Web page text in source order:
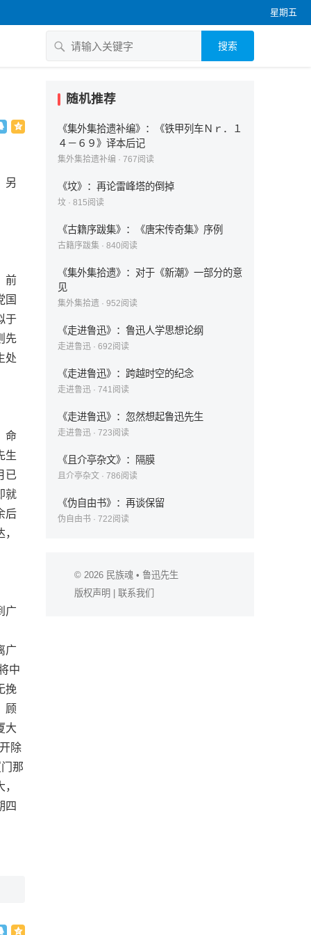
星期五
搜索
另
前
国
于
先
处
命
生
已
就
后
广
广
中
挽
顾
大
除
那
四
随机推荐
《集外集拾遗补编》：《铁甲列车Ｎｒ．１
４－６９》译本后记
集外集拾遗补编 · 767阅读
《坟》：再论雷峰塔的倒掉
坟 · 815阅读
《古籍序跋集》：《唐宋传奇集》序例
古籍序跋集 · 840阅读
《集外集拾遗》：对于《新潮》一部分的意
见
集外集拾遗 · 952阅读
《走进鲁迅》：鲁迅人学思想论纲
走进鲁迅 · 692阅读
《走进鲁迅》：跨越时空的纪念
走进鲁迅 · 741阅读
《走进鲁迅》：忽然想起鲁迅先生
走进鲁迅 · 723阅读
《且介亭杂文》：隔膜
且介亭杂文 · 786阅读
《伪自由书》：再谈保留
伪自由书 · 722阅读
© 2026 民族魂 • 鲁迅先生
版权声明
联系我们